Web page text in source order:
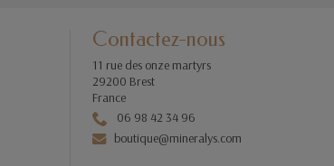
Contactez-nous
11 rue des onze martyrs
29200 Brest
France
06 98 42 34 96
boutique@mineralys.com